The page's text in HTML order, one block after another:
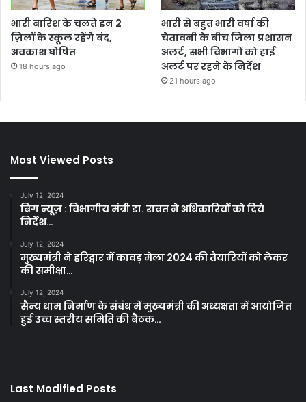
भारी बारिश के चलते इन 2
ज़िलों के स्कूल रहेंगे बंद,
अवकाश घोषित
18 hours ago
भारी से बहुत भारी वर्षा की
चेतावनी के बीच जिला प्रशासन
अलर्ट, सभी विभागों को हाई
अलर्ट पर रहने के निर्देश
21 hours ago
Most Viewed Posts
July 12, 2024
बिग न्यूज़ : विभागीय मंत्री डा. रावत ने अधिकारियों को दिये
निर्देश…
July 12, 2024
मुख्यमंत्री ने हरिद्वार में कावड़ मेला 2024 की तैयारियों को लेकर
की समीक्षा…
July 12, 2024
सैन्य धाम निर्माण के संबंध में मुख्यमंत्री की अध्यक्षता में आयोजित
हुई उच्च स्तरीय समिति की बैठक…
Last Modified Posts